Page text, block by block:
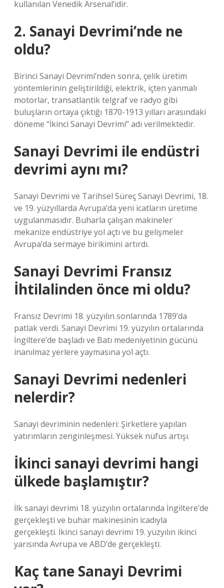
kullanılan Venedik Arsenal’idir.
2. Sanayi Devrimi’nde ne
oldu?
Birinci Sanayi Devrimi’nden sonra, çelik üretim
yöntemlerinin geliştirildiği, elektrik, içten yanmalı
motorlar, transatlantik telgraf ve radyo gibi
buluşların ortaya çıktığı 1870-1913 yılları arasındaki
döneme “İkinci Sanayi Devrimi” adı verilmektedir.
Sanayi Devrimi ile endüstri
devrimi aynı mı?
Sanayi Devrimi ve Tarihsel Süreç Sanayi Devrimi, 18.
ve 19. yüzyıllarda Avrupa’da yeni icatların üretime
uygulanmasıdır. Buharla çalışan makineler
mekanize endüstriye yol açtı ve bu gelişmeler
Avrupa’da sermaye birikimini artırdı.
Sanayi Devrimi Fransız
İhtilalinden önce mi oldu?
Fransız Devrimi 18. yüzyılın sonlarında 1789’da
patlak verdi. Sanayi Devrimi 19. yüzyılın ortalarında
İngiltere’de başladı ve Batı medeniyetinin gücünü
inanılmaz yerlere yaymasına yol açtı.
Sanayi Devrimi nedenleri
nelerdir?
Sanayi devriminin nedenleri: Şirketlere yapılan
yatırımların zenginleşmesi. Yüksek nüfus artışı.
İkinci sanayi devrimi hangi
ülkede başlamıştır?
İlk sanayi devrimi 18. yüzyılın ortalarında İngiltere’de
gerçekleşti ve buhar makinesinin icadıyla
gerçekleşti. İkinci sanayi devrimi 19. yüzyılın ikinci
yarısında Avrupa ve ABD’de gerçekleşti.
Kaç tane Sanayi Devrimi